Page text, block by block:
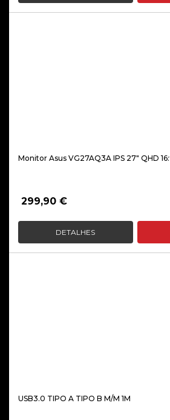
Monitor Asus VG27AQ3A IPS 27″ QHD
299,90 €
DETALHES
USB3.0 TIPO A TIPO B M/M 1M